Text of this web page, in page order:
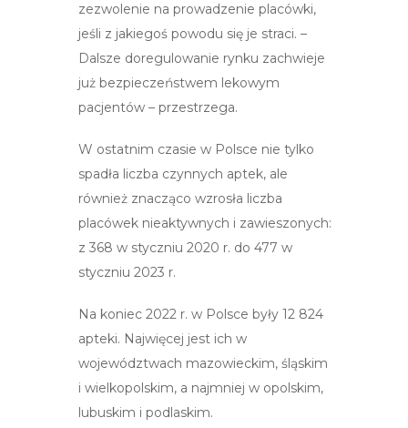
zezwolenie na prowadzenie placówki,
jeśli z jakiegoś powodu się je straci. –
Dalsze doregulowanie rynku zachwieje
już bezpieczeństwem lekowym
pacjentów – przestrzega.
W ostatnim czasie w Polsce nie tylko
spadła liczba czynnych aptek, ale
również znacząco wzrosła liczba
placówek nieaktywnych i zawieszonych:
z 368 w styczniu 2020 r. do 477 w
styczniu 2023 r.
Na koniec 2022 r. w Polsce były 12 824
apteki. Najwięcej jest ich w
województwach mazowieckim, śląskim
i wielkopolskim, a najmniej w opolskim,
lubuskim i podlaskim.